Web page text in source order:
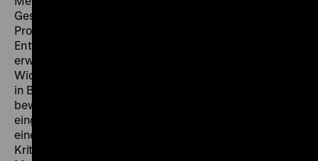
Geschichte eines aus dem US-Exil zurückgekehrten
Professors jüdischer Herkunft, der angesichts dieser
Entwicklung Deutschland erneut verlässt. Wie zu
erwarten, stießen schon die Dreharbeiten auf
Widerstand, allen voran an den Originalschauplätzen
in Berlin-Dahlem; der 1969 erstgesendete Film, mit
beweglicher Handkamera, langen Einstellungen und
eingeflochtenem authentischen Material gestaltet wie
eine Dokumentation, war stark umstritten. Viele
Kritiker lobten das handwerkliche Geschick von